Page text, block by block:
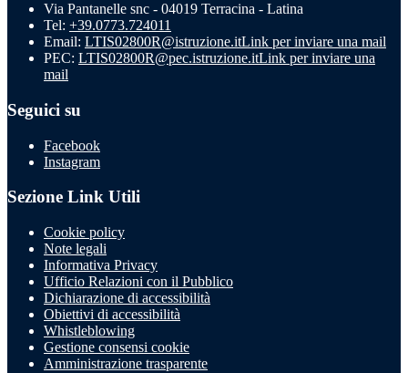
Via Pantanelle snc - 04019 Terracina - Latina
Tel: +39.0773.724011
Email: LTIS02800R@istruzione.itLink per inviare una mail
PEC: LTIS02800R@pec.istruzione.itLink per inviare una
mail
Seguici su
Facebook
Instagram
Sezione Link Utili
Cookie policy
Note legali
Informativa Privacy
Ufficio Relazioni con il Pubblico
Dichiarazione di accessibilità
Obiettivi di accessibilità
Whistleblowing
Gestione consensi cookie
Amministrazione trasparente